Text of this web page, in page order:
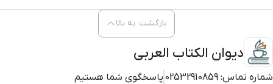
دیوان الکتاب العربی
شماره تماس: 02532910859 پاسخگوی شما هستیم
بازگشت به بالا